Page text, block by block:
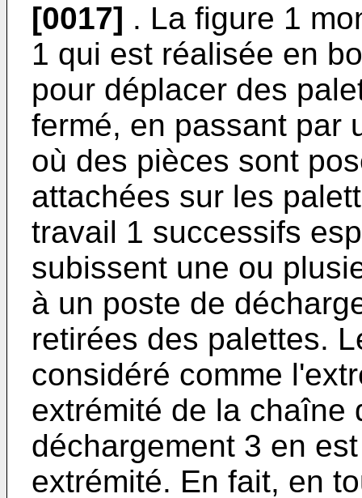
[0017] . La figure 1
1 qui est réalisée en
pour déplacer des
fermé, en passant par
où des pièces sont
attachées sur les
travail 1 successifs
subissent une ou
à un poste de
retirées des palettes.
considéré comme
extrémité de la chaîne
déchargement 3 en
extrémité. En fait, en